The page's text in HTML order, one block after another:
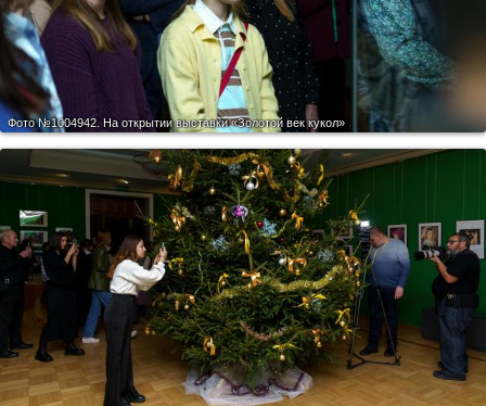
Фото №1004942. На открытии выставки «Золотой век кукол»